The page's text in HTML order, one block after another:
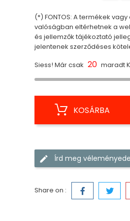
(*) FONTOS: A termékek
valóságban eltérhetnek a
és jellemzők tájékoztató
jelentenek szerződéses
Siess! Már csak 20 maradt
KOSÁRBA
Írd meg
Share on :